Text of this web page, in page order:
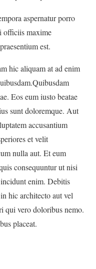
aspernatur porro
officiis maxime
est.
hic aliquam at ad enim
Eos eum iusto beatae
sunt doloremque. Aut
accusantium
et velit
nulla aut. Et eum
consequuntur ut nisi
enim. Debitis
hic architecto aut vel
qui vero doloribus nemo.
placeat.